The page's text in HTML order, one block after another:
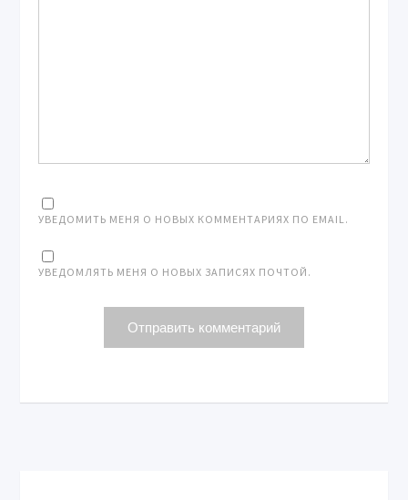
УВЕДОМИТЬ МЕНЯ О НОВЫХ КОММЕНТАРИЯХ ПО EMAIL.
УВЕДОМЛЯТЬ МЕНЯ О НОВЫХ ЗАПИСЯХ ПОЧТОЙ.